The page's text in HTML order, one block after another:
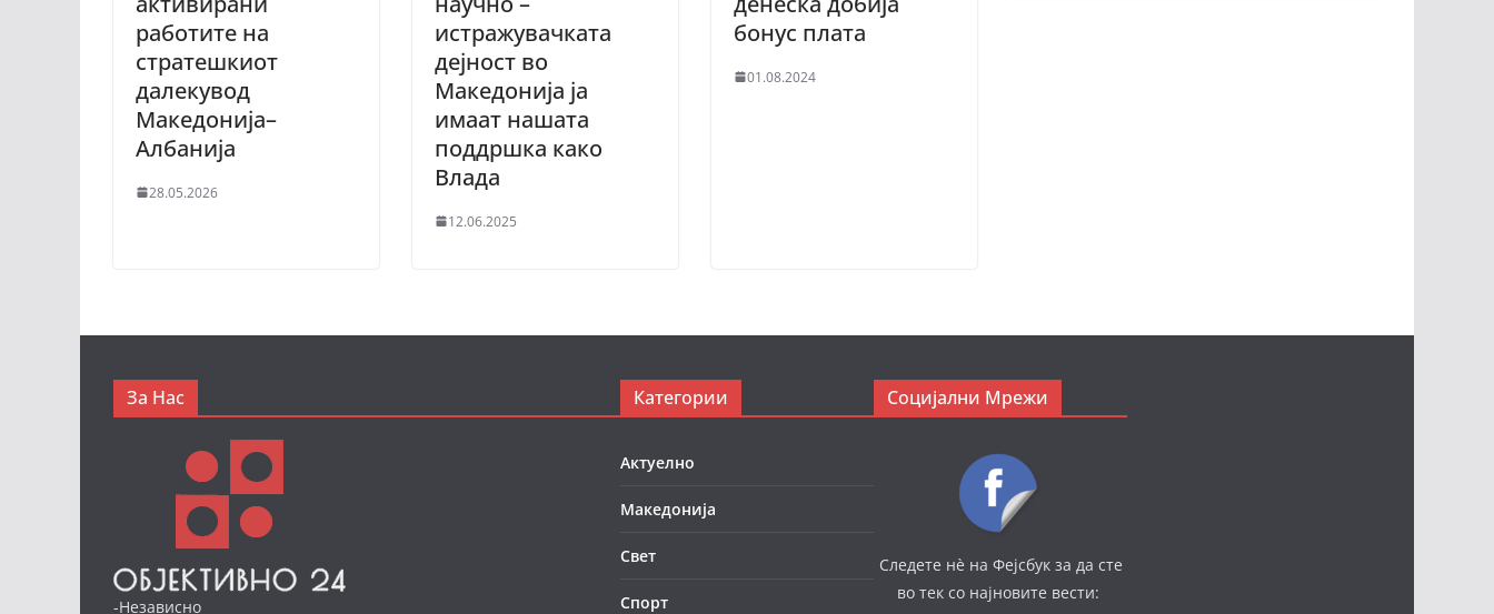
работите на
стратешкиот
далекувод
Македонија–
Албанија
28.05.2026
истражувачката
дејност во
Македонија ја
имаат нашата
поддршка како
Влада
12.06.2025
бонус плата
01.08.2024
За Нас
-Независно
Категории
Актуелно
Македонија
Свет
Спорт
Социјални Мрежи
Следете нè на Фејсбук за да сте
во тек со најновите вести: